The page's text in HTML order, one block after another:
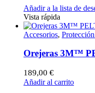
Añadir a la lista de
Vista rápida
Accesorios,
Orejeras 3M™
189,00 €
Añadir al carrito